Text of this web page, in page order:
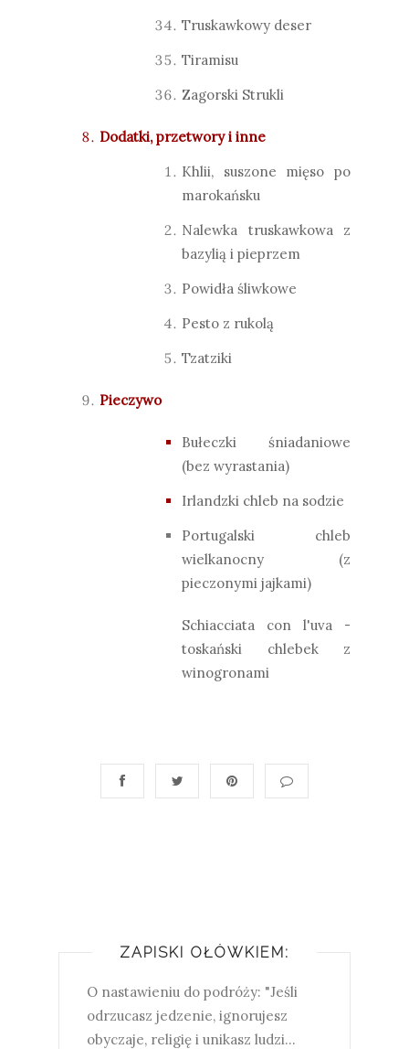
Truskawkowy deser
Tiramisu
Zagorski Strukli
Dodatki, przetwory i inne
Khlii, suszone mięso po
marokańsku
Nalewka truskawkowa z
bazylią i pieprzem
Powidła śliwkowe
Pesto z rukolą
Tzatziki
Pieczywo
Bułeczki śniadaniowe
(bez wyrastania)
Irlandzki chleb na sodzie
Portugalski chleb
wielkanocny (z
pieczonymi jajkami)
Schiacciata con l'uva -
toskański chlebek z
winogronami
ZAPISKI OŁÓWKIEM:
O nastawieniu do podróży: "Jeśli
odrzucasz jedzenie, ignorujesz
obyczaje, religię i unikasz ludzi...